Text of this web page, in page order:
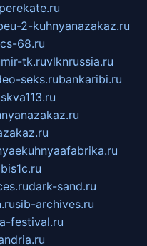
2-kuhnyanazakaz.ru
cs-68.ru
mir-tk.ruvlknrussia.ru
seks.rubankaribi.ru
dark-sand.ru
sib-archives.ru
festival.ru